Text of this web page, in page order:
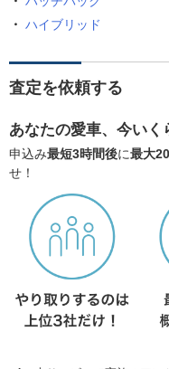
ハイブリッド
査定を依頼する
あなたの愛車、今いく
申込み最短3時間後に最大
せ！